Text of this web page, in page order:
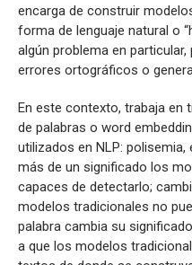
encarga de construir
forma de lenguaje natural o
algún problema en
errores ortográficos o
En este contexto, trabaja en
de palabras o word
utilizados en NLP: polisemia,
más de un significado los
capaces de detectarlo;
modelos tradicionales no
palabra cambia su
a que los modelos